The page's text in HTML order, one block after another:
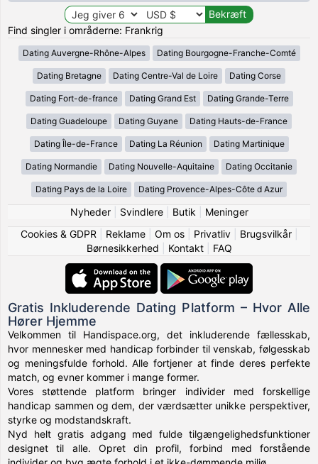
Find singler i områderne: Frankrig
Dating Auvergne-Rhône-Alpes Dating Bourgogne-Franche-Comté
Dating Bretagne Dating Centre-Val de Loire Dating Corse
Dating Fort-de-france Dating Grand Est Dating Grande-Terre
Dating Guadeloupe Dating Guyane Dating Hauts-de-France
Dating Île-de-France Dating La Réunion Dating Martinique
Dating Normandie Dating Nouvelle-Aquitaine Dating Occitanie
Dating Pays de la Loire Dating Provence-Alpes-Côte d Azur
Nyheder| Svindlere| Butik
Meninger
Cookies & GDPR
Reklame| Om os| Privatliv| Brugsvilkår|
Børnesikkerhed
Kontakt| FAQ
Gratis Inkluderende Dating Platform – Hvor Alle
Hører Hjemme
Velkommen til Handispace.org, det inkluderende fællesskab,
hvor mennesker med handicap forbinder til venskab, følgesskab
og meningsfulde forhold. Alle fortjener at finde deres perfekte
match, og evner kommer i mange former.
Vores støttende platform bringer individer med forskellige
handicap sammen og dem, der værdsætter unikke perspektiver,
styrke og modstandskraft.
Nyd helt gratis adgang med fulde tilgængelighedsfunktioner
designet til alle. Opret din profil, forbind med forstående